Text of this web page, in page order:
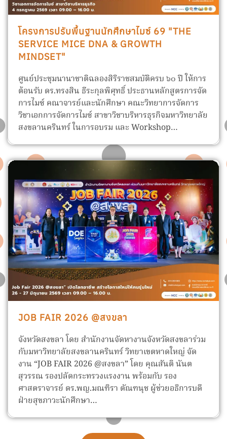
โครงการปรับพื้นฐานนักศึกษาไมซ์ 69 "THE
SERVICE MICE DNA & GROWTH
MINDSET"
ศูนย์ประชุมนานาชาติฉลองสิริราชสมบัติครบ ๖๐ ปี ให้การ
ต้อนรับ ดร.ทรงสิน ธีระกุลพิศุทธิ์ ประธานหลักสูตรการจัด
การไมซ์ คณาจารย์และนักศึกษา คณะวิทยาการจัดการ
วิชาเอกการจัดการไมซ์ สาขาวิชาบริหารธุรกิจมหาวิทยาลัย
สงขลานครินทร์ ในการอบรม และ Workshop…
JOB FAIR 2026 @สงขลา
จังหวัดสงขลา โดย สำนักงานจัดหางานจังหวัดสงขลาร่วม
กับมหาวิทยาลัยสงขลานครินทร์ วิทยาเขตหาดใหญ่ จัด
งาน “JOB FAIR 2026 @สงขลา” โดย คุณสันติ นันต
สุวรรณ รองปลัดกระทรวงแรงงาน พร้อมกับ รอง
ศาสตราจารย์ ดร.พญ.มณฑิรา ตัณฑนุช ผู้ช่วยอธิการบดี
ฝ่ายสุขภาวะนักศึกษา…